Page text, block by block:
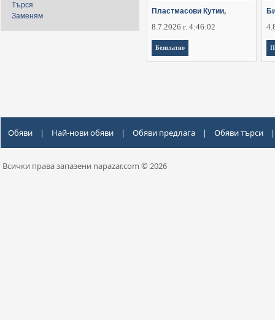
Търся
Заменям
Пластмасови Кутии,
8.7.2026 г. 4:46:02
Безплатно
Обяви | Най-нови обяви | Обяви предлага | Обяви търси |
Всички права запазени napazar.com © 2026